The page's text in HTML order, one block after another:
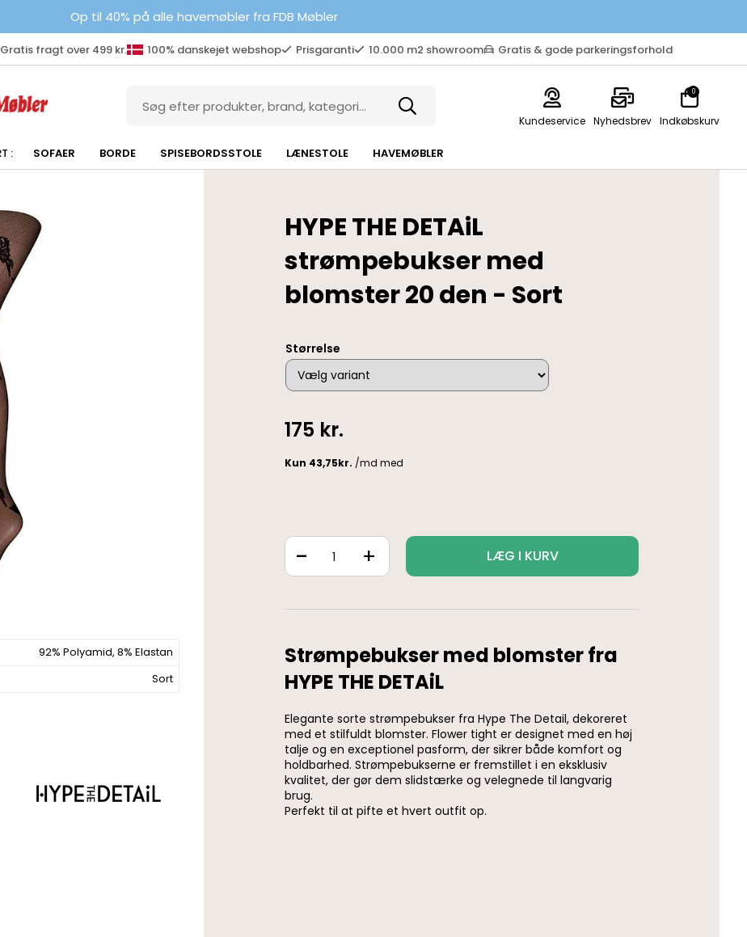
Op til 40% på alle havemøbler fra FDB Møbler
Gratis fragt over 499 kr. 100% danskejet webshop Prisgaranti 10.000 m2 showroom Gratis & gode parkeringsforhold
Kundeservice Nyhedsbrev Indkøbskurv
0
SOFAER BORDE SPISEBORDSSTOLE LÆNESTOLE HAVEMØBLER
92% Polyamid, 8% Elastan
Sort
HYPE THE DETAiL
strømpebukser med
blomster 20 den - Sort
Størrelse
175 kr.
+
- LÆG I KURV
Strømpebukser med blomster fra
HYPE THE DETAiL
Elegante sorte strømpebukser fra Hype The Detail, dekoreret
med et stilfuldt blomster. Flower tight er designet med en høj
talje og en exceptionel pasform, der sikrer både komfort og
holdbarhed. Strømpebukserne er fremstillet i en eksklusiv
kvalitet, der gør dem slidstærke og velegnede til langvarig
brug.
Perfekt til at pifte et hvert outfit op.